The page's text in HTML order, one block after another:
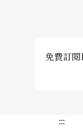
免費訂
:::